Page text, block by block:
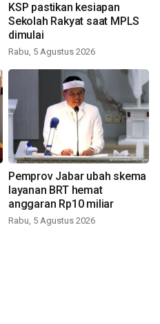
KSP pastikan kesiapan
Sekolah Rakyat saat MPLS
dimulai
Rabu, 5 Agustus 2026
Pemprov Jabar ubah skema
layanan BRT hemat
anggaran Rp10 miliar
Rabu, 5 Agustus 2026